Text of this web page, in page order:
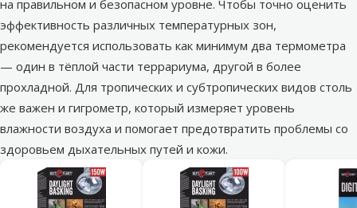
на правильном и безопасном уровне. Чтобы точно оценить
эффективность различных температурных зон,
рекомендуется использовать как минимум два термометра
— один в тёплой части террариума, другой в более
прохладной. Для тропических и субтропических видов столь
же важен и гигрометр, который измеряет уровень
влажности воздуха и помогает предотвратить проблемы со
здоровьем дыхательных путей и кожи.